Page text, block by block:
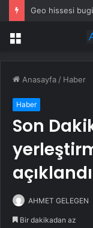
Geo hissesi
Menü
Anasayfa / Haber
Haber
Son
açıklandı
AHMET GELEGEN
Bir dakikadan az